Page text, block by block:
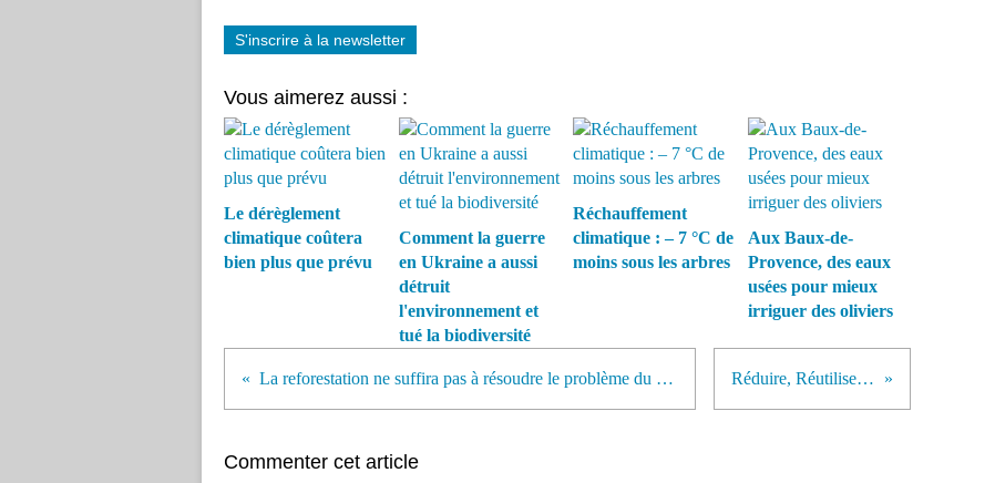
S'inscrire à la newsletter
Vous aimerez aussi :
Le dérèglement
climatique coûtera
bien plus que prévu
Comment la guerre
en Ukraine a aussi
détruit
l'environnement et
tué la biodiversité
Réchauffement
climatique : – 7 °C de
moins sous les arbres
Aux Baux-de-
Provence, des eaux
usées pour mieux
irriguer des oliviers
La reforestation ne suffira pas à résoudre le problème du réchauffement climatique Réduire, Réutiliser, Recycler
Commenter cet article